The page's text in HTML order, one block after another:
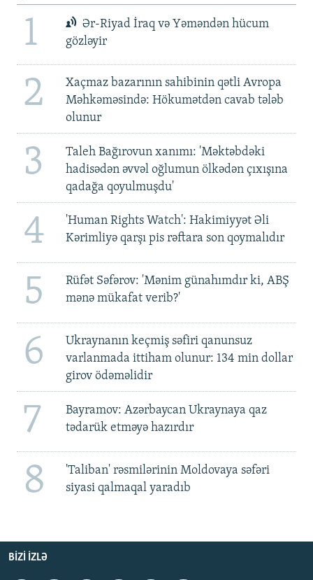
1
Ər-Riyad İraq və Yəməndən hücum
gözləyir
2
Xaçmaz bazarının sahibinin qətli Avropa
Məhkəməsində: Hökumətdən cavab tələb
olunur
3
Taleh Bağırovun xanımı: 'Məktəbdəki
hadisədən əvvəl oğlumun ölkədən çıxışına
qadağa qoyulmuşdu'
4
'Human Rights Watch': Hakimiyyət Əli
Kərimliyə qarşı pis rəftara son qoymalıdır
5
Rüfət Səfərov: 'Mənim günahımdır ki, ABŞ
mənə mükafat verib?'
6
Ukraynanın keçmiş səfiri qanunsuz
varlanmada ittiham olunur: 134 min dollar
girov ödəməlidir
7
Bayramov: Azərbaycan Ukraynaya qaz
tədarük etməyə hazırdır
8
'Taliban' rəsmilərinin Moldovaya səfəri
siyasi qalmaqal yaradıb
BIZI IZLƏ